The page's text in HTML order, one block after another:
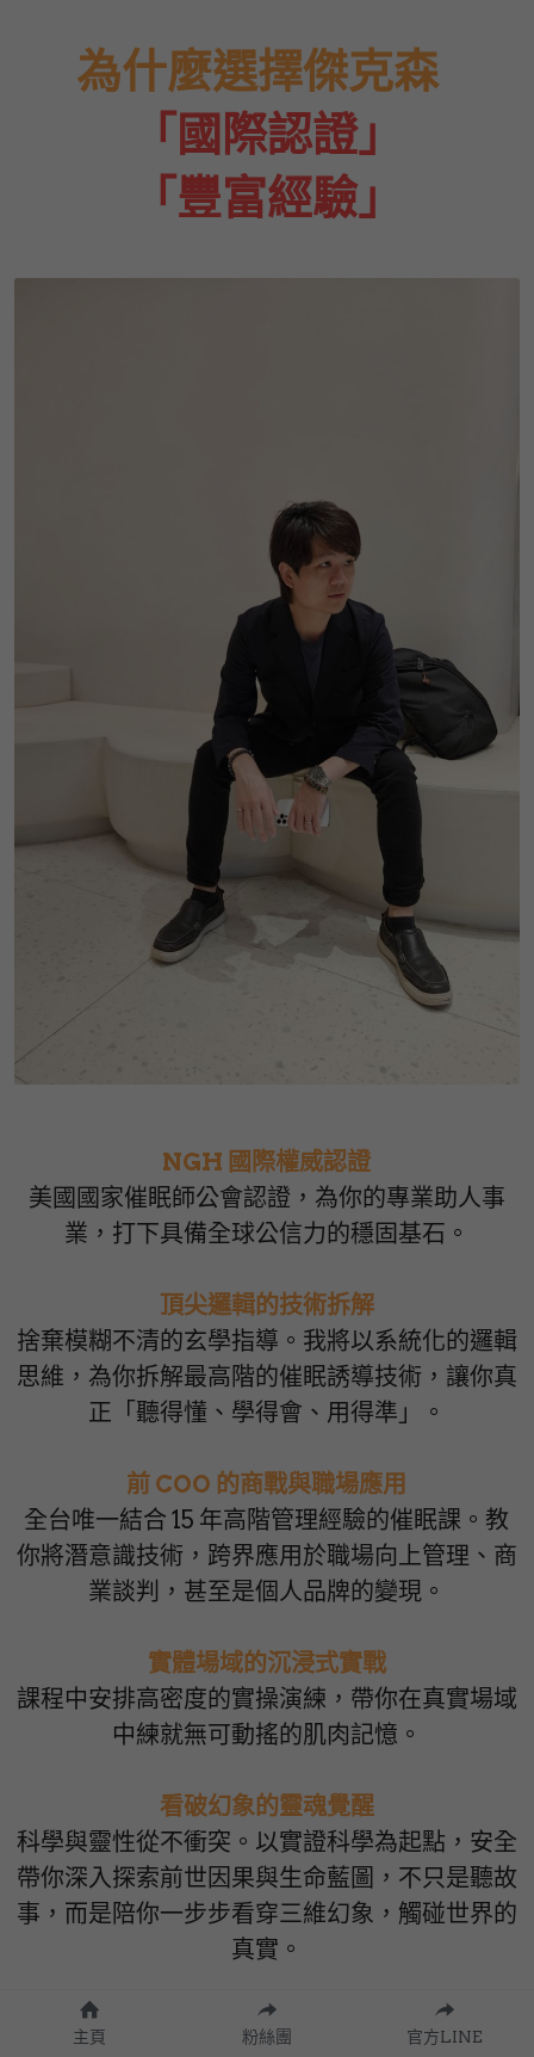
為什麼選擇傑克森
「國際認證」
「豐富經驗」
NGH 國際權威認證
美國國家催眠師公會認證，為你的專業助人事
業，打下具備全球公信力的穩固基石。
頂尖邏輯的技術拆解
捨棄模糊不清的玄學指導。我將以系統化的邏輯
思維，為你拆解最高階的催眠誘導技術，讓你真
正「聽得懂、學得會、用得準」。
前 COO 的商戰與職場應用
全台唯一結合 15 年高階管理經驗的催眠課。教
你將潛意識技術，跨界應用於職場向上管理、商
業談判，甚至是個人品牌的變現。
實體場域的沉浸式實戰
課程中安排高密度的實操演練，帶你在真實場域
中練就無可動搖的肌肉記憶。
看破幻象的靈魂覺醒
科學與靈性從不衝突。以實證科學為起點，安全
帶你深入探索前世因果與生命藍圖，不只是聽故
事，而是陪你一步步看穿三維幻象，觸碰世界的
真實。
主頁 粉絲團 官方LINE